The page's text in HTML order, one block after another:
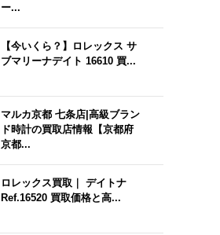
ー...
【今いくら？】ロレックス サ
ブマリーナデイト 16610 買...
マルカ京都 七条店|高級ブラン
ド時計の買取店情報【京都府
京都...
ロレックス買取｜ デイトナ
Ref.16520 買取価格と高...